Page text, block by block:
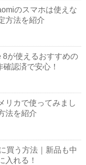
のスマホは使えな
方法を紹介
8が使えるおすすめの
認済で安心！
リカで使ってみまし
法を紹介
買う方法｜新品も中
入れる！